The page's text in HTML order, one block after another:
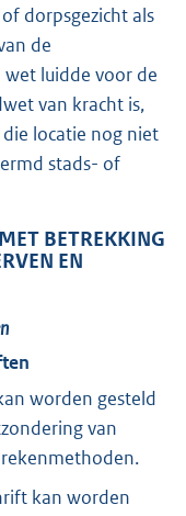
dorpsgezicht als
de
luidde voor de
van kracht is,
locatie nog niet
stads- of
BETREKKING
EN
worden gesteld
van
kan worden